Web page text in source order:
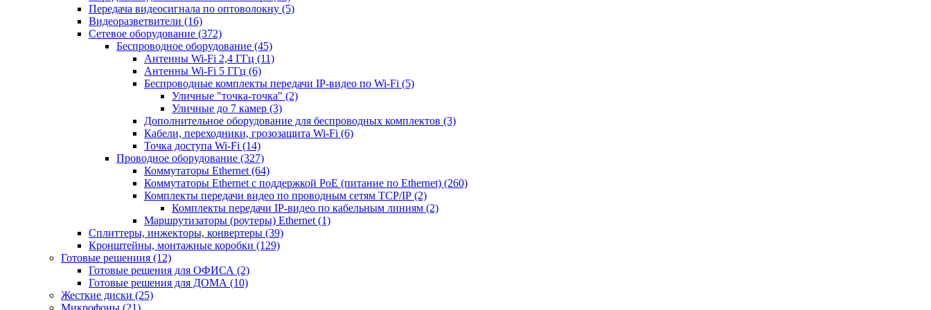
Передача видеосигнала по оптоволокну (5)
Видеоразветвители (16)
Сетевое оборудование (372)
Беспроводное оборудование (45)
Антенны Wi-Fi 2,4 ГГц (11)
Антенны Wi-Fi 5 ГГц (6)
Беспроводные комплекты передачи IP-видео по Wi-Fi (5)
Уличные "точка-точка" (2)
Уличные до 7 камер (3)
Дополнительное оборудование для беспроводных комплектов (3)
Кабели, переходники, грозозащита Wi-Fi (6)
Точка доступа Wi-Fi (14)
Проводное оборудование (327)
Коммутаторы Ethernet (64)
Коммутаторы Ethernet с поддержкой PoE (питание по Ethernet) (260)
Комплекты передачи видео по проводным сетям TCP/IP (2)
Комплекты передачи IP-видео по кабельным линиям (2)
Маршрутизаторы (роутеры) Ethernet (1)
Сплиттеры, инжекторы, конвертеры (39)
Кронштейны, монтажные коробки (129)
Готовые решениия (12)
Готовые решения для ОФИСА (2)
Готовые решения для ДОМА (10)
Жесткие диски (25)
Микрофоны (21)